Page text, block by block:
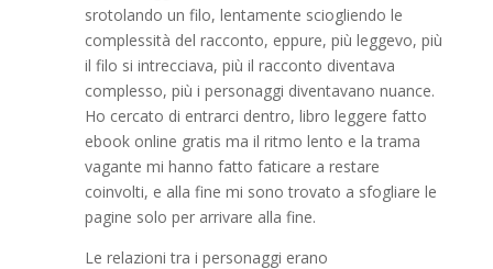
srotolando un filo, lentamente sciogliendo le
complessità del racconto, eppure, più leggevo, più
il filo si intrecciava, più il racconto diventava
complesso, più i personaggi diventavano nuance.
Ho cercato di entrarci dentro, libro leggere fatto
ebook online gratis ma il ritmo lento e la trama
vagante mi hanno fatto faticare a restare
coinvolti, e alla fine mi sono trovato a sfogliare le
pagine solo per arrivare alla fine.
Le relazioni tra i personaggi erano